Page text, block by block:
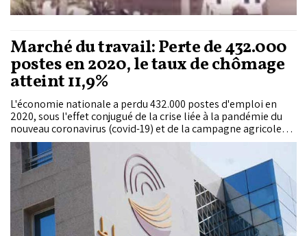
Marché du travail: Perte de 432.000
postes en 2020, le taux de chômage
atteint 11,9%
L'économie nationale a perdu 432.000 postes d'emploi en
2020, sous l'effet conjugué de la crise liée à la pandémie du
nouveau coronavirus (covid-19) et de la campagne agricole
"sèche", a indiqué le Haut-Commissariat au Plan (HCP). Cette
perte a concerné les deux milieux (295.000 en milieu rural et
137.000 en milieu urbain) et tous les secteurs d'activité
économique, à savoir les services (107.000), l'agriculture,
forêt et pêche (273.000), l'industrie y compris l'artisanat
(37.000) et les BTP (9.000), précise le HCP qui vient de publier
une note sur la situation du marché du travail. Par type
d'emploi, 255.000 postes d'emplois...